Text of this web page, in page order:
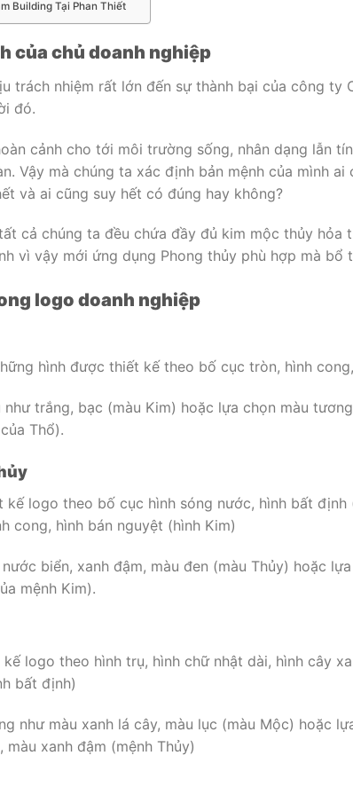
Building Tại Phan Thiết
của chủ doanh nghiệp
trách nhiệm rất lớn đến sự thành bại của công ty
đó.
cảnh cho tới môi trường sống, nhân dạng lẫn
Vậy mà chúng ta xác định bản mệnh của mình
và ai cũng suy hết có đúng hay không?
cả chúng ta đều chứa đầy đủ kim mộc thủy hỏa
vì vậy mới ứng dụng Phong thủy phù hợp mà bổ
logo doanh nghiệp
hình được thiết kế theo bố cục tròn, hình
trắng, bạc (màu Kim) hoặc lựa chọn màu
Thổ).
logo theo bố cục hình sóng nước, hình bất
cong, hình bán nguyệt (hình Kim)
biển, xanh đậm, màu đen (màu Thủy) hoặc
mệnh Kim).
logo theo hình trụ, hình chữ nhật dài, hình cây
bất định)
như màu xanh lá cây, màu lục (màu Mộc) hoặc
xanh đậm (mệnh Thủy)